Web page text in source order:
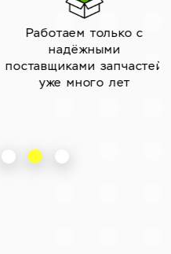
только с
запчастей
лет